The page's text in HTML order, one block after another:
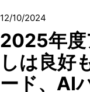
12/10/2024
2025年度
しは良好
ード、AI